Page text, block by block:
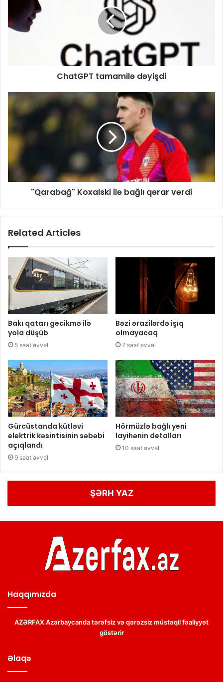
ChatGPT tamamilə dəyişdi
"Qarabağ" Koxalski ilə bağlı qərar verdi
Related Articles
Bakı qatarı gecikmə ilə
yola düşüb
5 saat əvvəl
Bəzi ərazilərdə işıq
olmayacaq
7 saat əvvəl
Gürcüstanda kütləvi
elektrik kəsintisinin səbəbi
açıqlandı
9 saat əvvəl
Hörmüzlə bağlı yeni
layihənin detalları
10 saat əvvəl
ŞƏRH YAZ
Haqqımızda
AZƏRFAX Azərbaycanda tərəfsiz və qərəzsiz müstəqil fəaliyyət
göstərir
Əlaqə